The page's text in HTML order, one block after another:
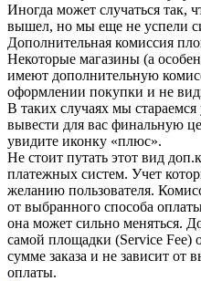
Иногда может случаться так,
вышел, но мы еще не успели
Дополнительная комиссия
Некоторые магазины (а
имеют дополнительную
оформлении покупки и не
В таких случаях мы стараемся
вывести для вас финальную
увидите иконку «плюс».
Не стоит путать этот вид
платежных систем. Учет
желанию пользователя.
от выбранного способа
она может сильно меняться.
самой площадки (Service Fee)
сумме заказа и не зависит от
оплаты.